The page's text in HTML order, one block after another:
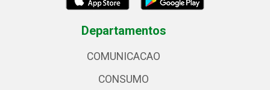
Departamentos
COMUNICACAO
CONSUMO